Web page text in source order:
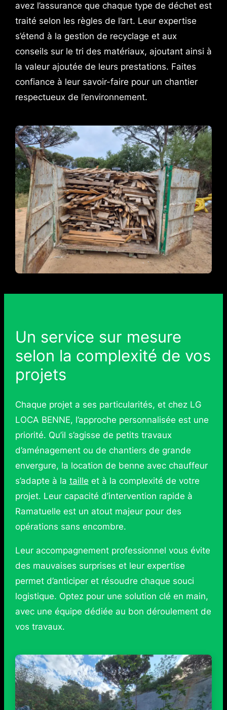
avez l’assurance que chaque type de déchet est
traité selon les règles de l’art. Leur expertise
s’étend à la gestion de recyclage et aux
conseils sur le tri des matériaux, ajoutant ainsi à
la valeur ajoutée de leurs prestations. Faites
confiance à leur savoir-faire pour un chantier
respectueux de l’environnement.
Un service sur mesure
selon la complexité de vos
projets
Chaque projet a ses particularités, et chez LG
LOCA BENNE, l’approche personnalisée est une
priorité. Qu’il s’agisse de petits travaux
d’aménagement ou de chantiers de grande
envergure, la location de benne avec chauffeur
s’adapte à la taille et à la complexité de votre
projet. Leur capacité d’intervention rapide à
Ramatuelle est un atout majeur pour des
opérations sans encombre.
Leur accompagnement professionnel vous évite
des mauvaises surprises et leur expertise
permet d’anticiper et résoudre chaque souci
logistique. Optez pour une solution clé en main,
avec une équipe dédiée au bon déroulement de
vos travaux.